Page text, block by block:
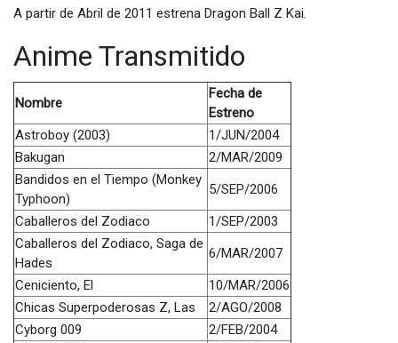
A partir de Abril de 2011 estrena Dragon Ball Z Kai.
Anime Transmitido
Nombre
Fecha de
Estreno
Astroboy (2003)
1/JUN/2004
Bakugan
2/MAR/2009
Bandidos en el Tiempo (Monkey
Typhoon)
5/SEP/2006
Caballeros del Zodiaco
1/SEP/2003
Caballeros del Zodiaco, Saga de
Hades
6/MAR/2007
Ceniciento, El
10/MAR/2006
Chicas Superpoderosas Z, Las
2/AGO/2008
Cyborg 009
2/FEB/2004